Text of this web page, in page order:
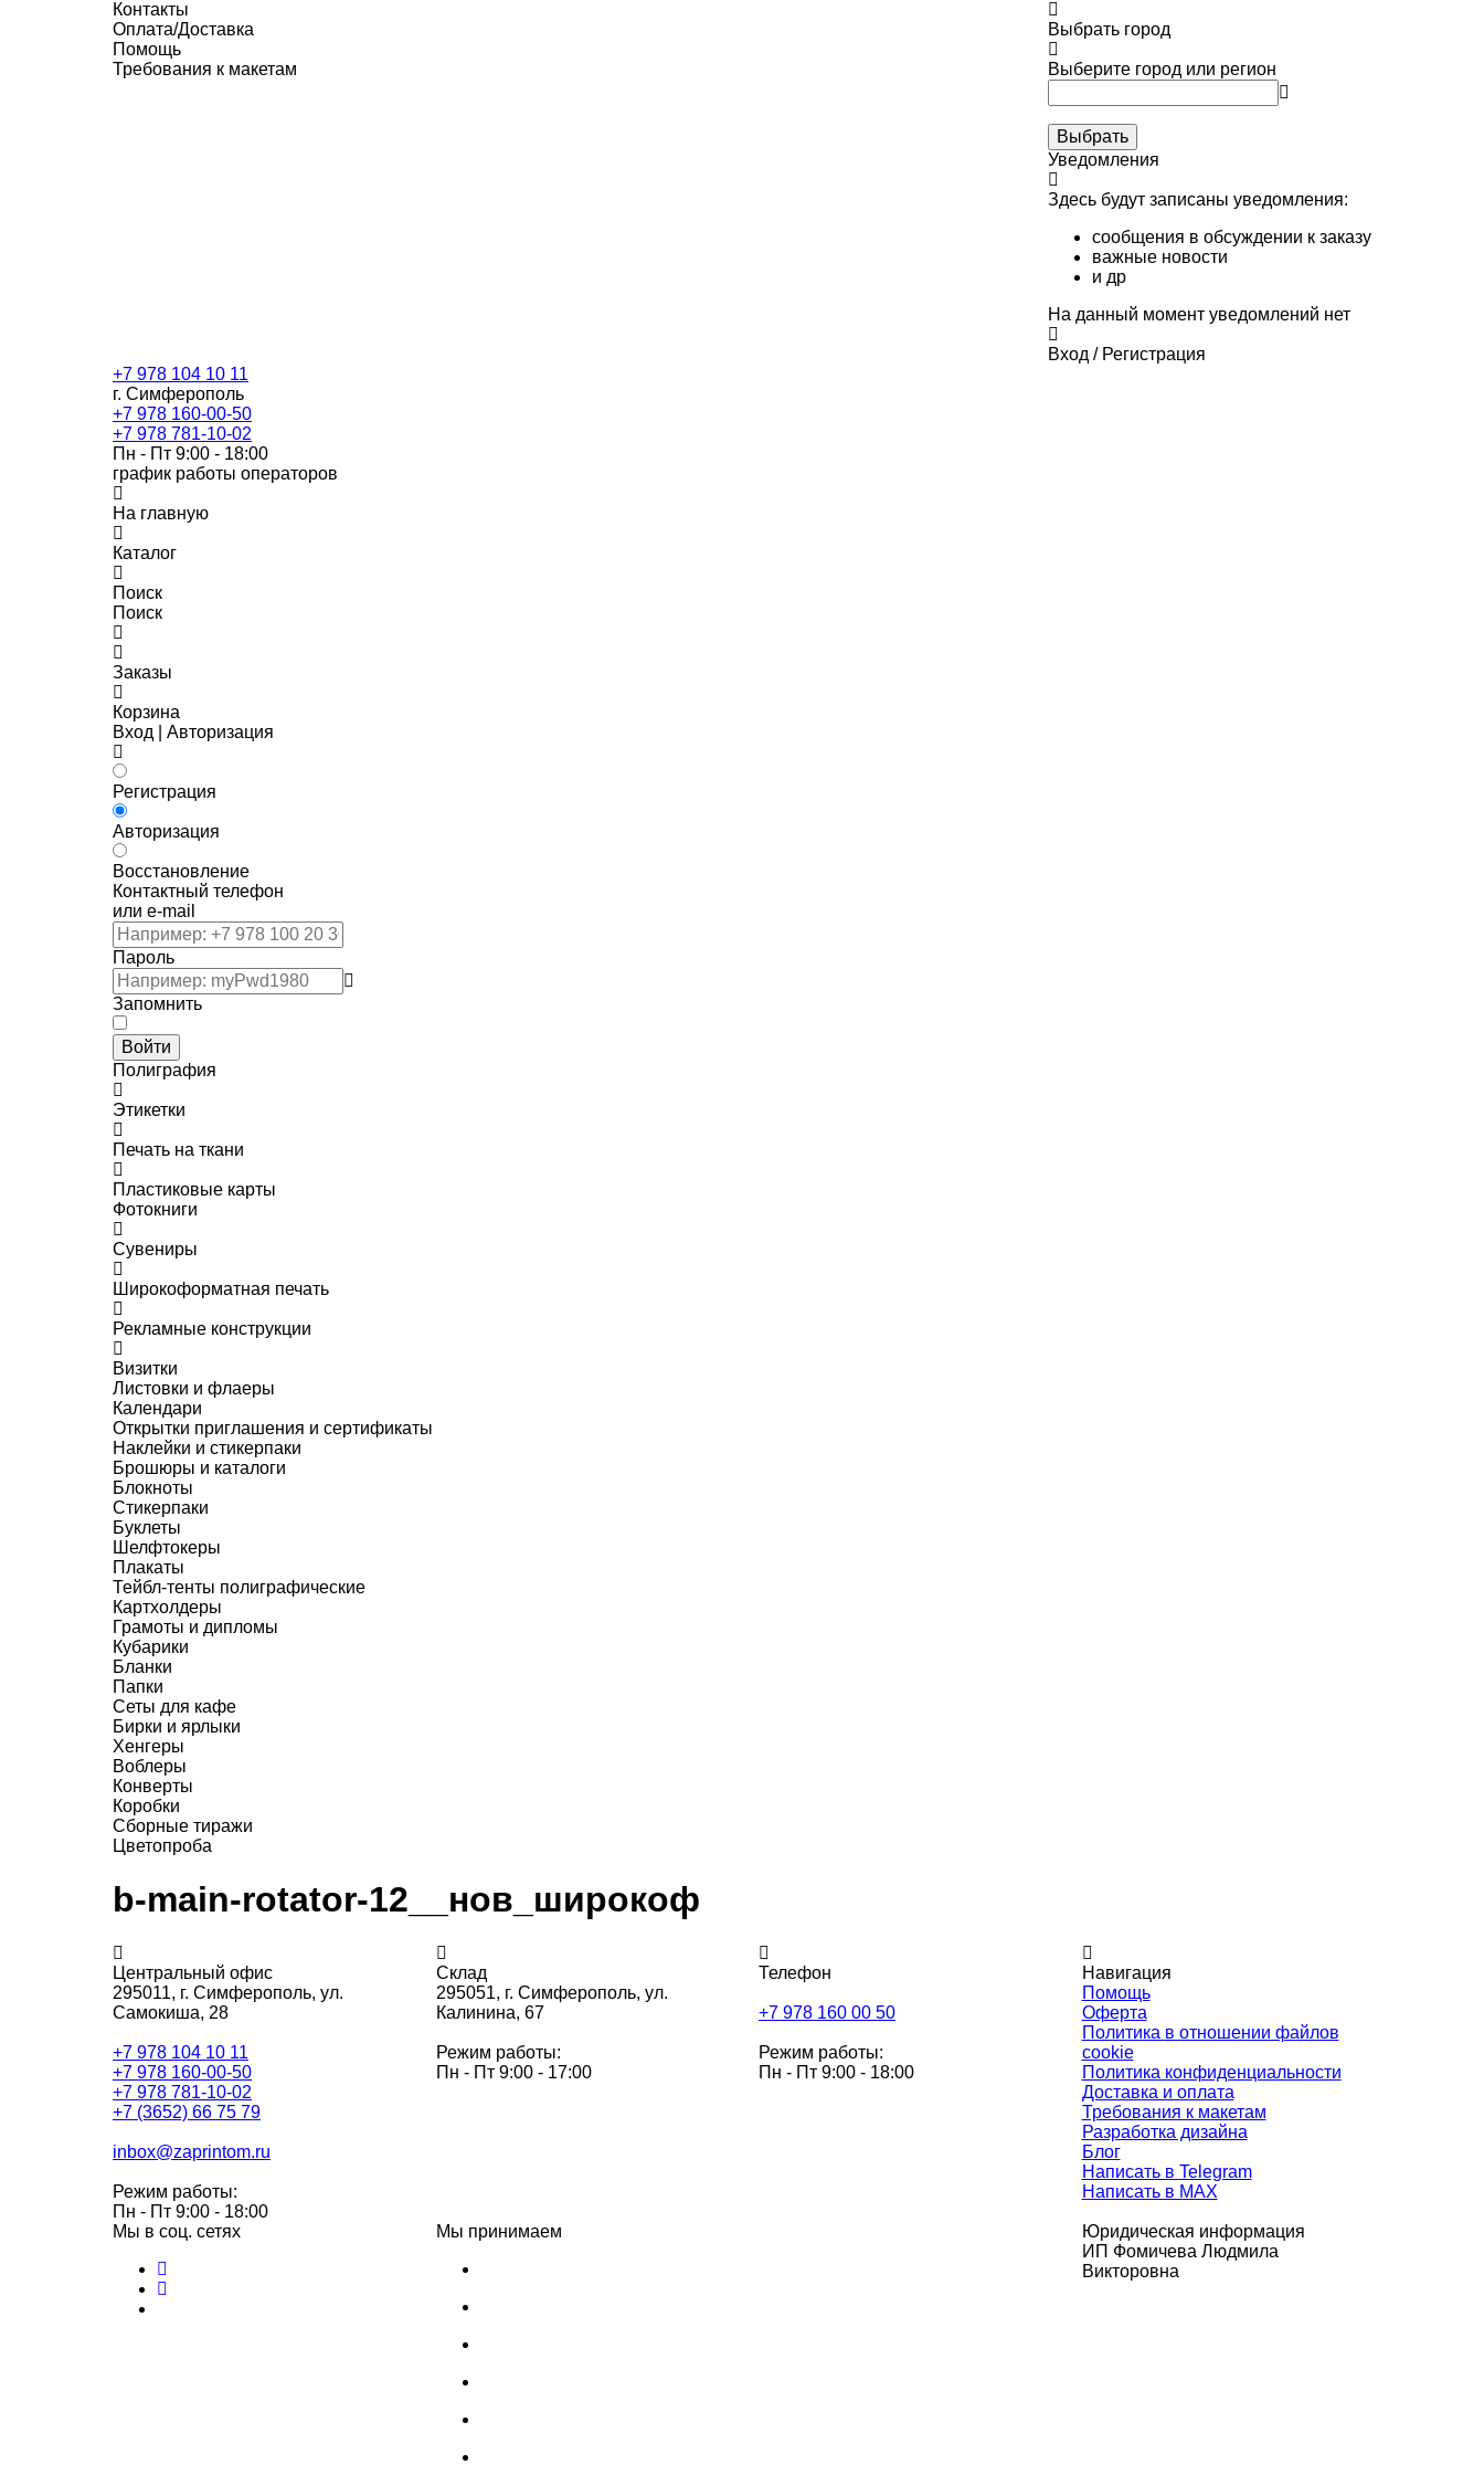
Контакты
Оплата/Доставка
Помощь
Требования к макетам
Выбрать город
Выберите город или регион
Выбрать
Уведомления
Здесь будут записаны уведомления:
сообщения в обсуждении к заказу
важные новости
и др
На данный момент уведомлений нет
Вход / Регистрация
+7 978 104 10 11
г. Симферополь
+7 978 160-00-50
+7 978 781-10-02
Пн - Пт 9:00 - 18:00
график работы операторов
На главную
Каталог
Поиск
Поиск
Заказы
Корзина
Вход | Авторизация
Регистрация
Авторизация
Восстановление
Контактный телефон
или e-mail
Пароль
Запомнить
Войти
Полиграфия
Этикетки
Печать на ткани
Пластиковые карты
Фотокниги
Сувениры
Широкоформатная печать
Рекламные конструкции
Визитки
Листовки и флаеры
Календари
Открытки приглашения и сертификаты
Наклейки и стикерпаки
Брошюры и каталоги
Блокноты
Стикерпаки
Буклеты
Шелфтокеры
Плакаты
Тейбл-тенты полиграфические
Картхолдеры
Грамоты и дипломы
Кубарики
Бланки
Папки
Сеты для кафе
Бирки и ярлыки
Хенгеры
Воблеры
Конверты
Коробки
Сборные тиражи
Цветопроба
b-main-rotator-12__нов_широкоф
Центральный офис
295011, г. Симферополь, ул.
Самокиша, 28
+7 978 104 10 11
+7 978 160-00-50
+7 978 781-10-02
+7 (3652) 66 75 79
inbox@zaprintom.ru
Режим работы:
Пн - Пт 9:00 - 18:00
Склад
295051, г. Симферополь, ул.
Калинина, 67
Режим работы:
Пн - Пт 9:00 - 17:00
Телефон
+7 978 160 00 50
Режим работы:
Пн - Пт 9:00 - 18:00
Навигация
Помощь
Оферта
Политика в отношении файлов
cookie
Политика конфиденциальности
Доставка и оплата
Требования к макетам
Разработка дизайна
Блог
Написать в Telegram
Написать в MAX
Мы в соц. сетях Мы принимаем
Юридическая информация
ИП Фомичева Людмила
Викторовна